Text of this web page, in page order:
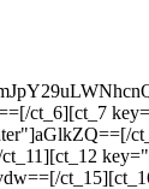
ct_6][ct_7